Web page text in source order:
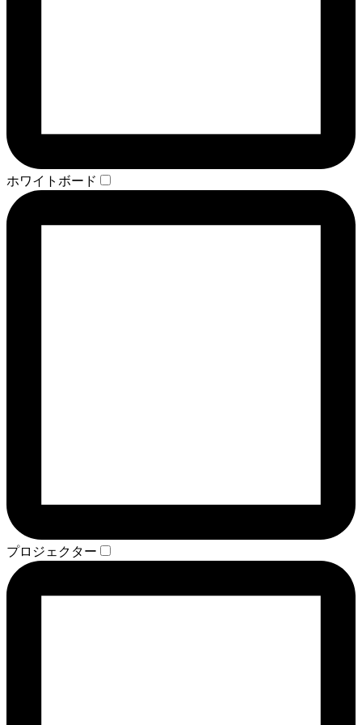
ホワイトボード
プロジェクター